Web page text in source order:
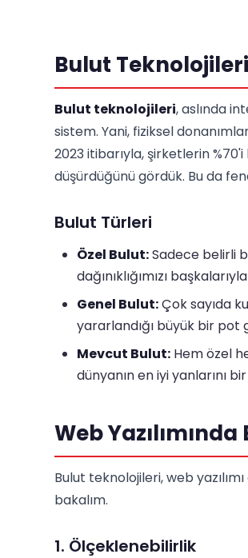
Bulut
Bulut teknolojileri, aslında
sistem. Yani, fiziksel
2023 itibarıyla, şirketlerin
düşürdüğünü gördük. Bu da
Bulut Türleri
Özel Bulut:Sadece belirli
dağınıklığımızı
Genel Bulut:Çok sayıda
yararlandığı büyük bir pot
Mevcut Bulut: Hem özel
dünyanın en iyi yanlarını
Web
Bulut teknolojileri, web
bakalım.
1. Ölçeklenebilirlik